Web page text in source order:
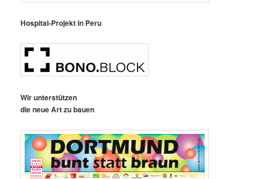
Hospital-Projekt in Peru
Wir unterstützen
die neue Art zu bauen